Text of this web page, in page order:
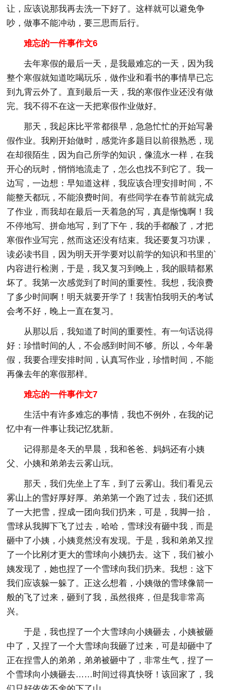
让，应该说那我再去洗一下好了。这样就可以避免争
吵，做事不能冲动，要三思而后行。
难忘的一件事作文6
去年寒假的最后一天，是我最难忘的一天，因为我
整个寒假就知道吃喝玩乐，做作业和看书的事情早已忘
到九霄云外了。直到最后一天，我的寒假作业还没有做
完。我不得不在这一天把寒假作业做好。
那天，我起床比平常都很早，急急忙忙的开始写暑
假作业。我刚开始做时，感觉许多题目以前很熟悉，现
在却很陌生，因为自己所学的知识，像流水一样，在我
开心的玩时，悄悄地流走了，怎么也找不到它了。我一
边写，一边想：早知道这样，我应该合理安排时间，不
能整天都玩，不能浪费时间。有些同学在春节前就完成
了作业，而我却在最后一天着急的写，真是惭愧啊！我
不停地写、拼命地写，到了下午，我的手都酸了，才把
寒假作业写完，然而这还没有结束。我还要复习功课，
读必读书目，因为明天开学要对以前学的知识和书里的`
内容进行检测，于是，我又复习到晚上，我的眼睛都累
坏了。我第一次感觉到了时间的重要性。我想，我浪费
了多少时间啊！明天就要开学了！我害怕我明天的考试
会考不好，晚上一直在复习。
从那以后，我知道了时间的重要性。有一句话说得
好：珍惜时间的人，不会感到时间不够。所以，今年暑
假，我要合理安排时间，认真写作业，珍惜时间，不能
再像去年的寒假那样。
难忘的一件事作文7
生活中有许多难忘的事情，我也不例外，在我的记
忆中有一件事让我记忆犹新。
记得那是冬天的早晨，我和爸爸、妈妈还有小姨
父、小姨和弟弟去云雾山玩。
那天，我们先坐上了车，到了云雾山。我们看见云
雾山上的雪好厚好厚。弟弟第一个跑了过去，我们还抓
了一大把雪，捏成一团向我们扔来，可是，我脚一抬，
雪球从我脚下飞了过去，哈哈，雪球没有砸中我，而是
砸中了小姨，小姨竟然没有发现。于是，我和弟弟又捏
了一个比刚才更大的雪球向小姨扔去。这下，我们被小
姨发现了，她也捏了一个雪球向我们扔来。我想：这下
我们应该躲一躲了。正这么想着，小姨做的雪球像箭一
般的飞了过来，砸到了我，虽然很疼，但是我非常高
兴。
于是，我也捏了一个大雪球向小姨砸去，小姨被砸
中了，又捏了一个大雪球向我砸了过来，可是却砸中了
正在捏雪人的弟弟，弟弟被砸中了，非常生气，捏了一
个雪球向小姨砸去……时间过得真快呀！该回家了，我